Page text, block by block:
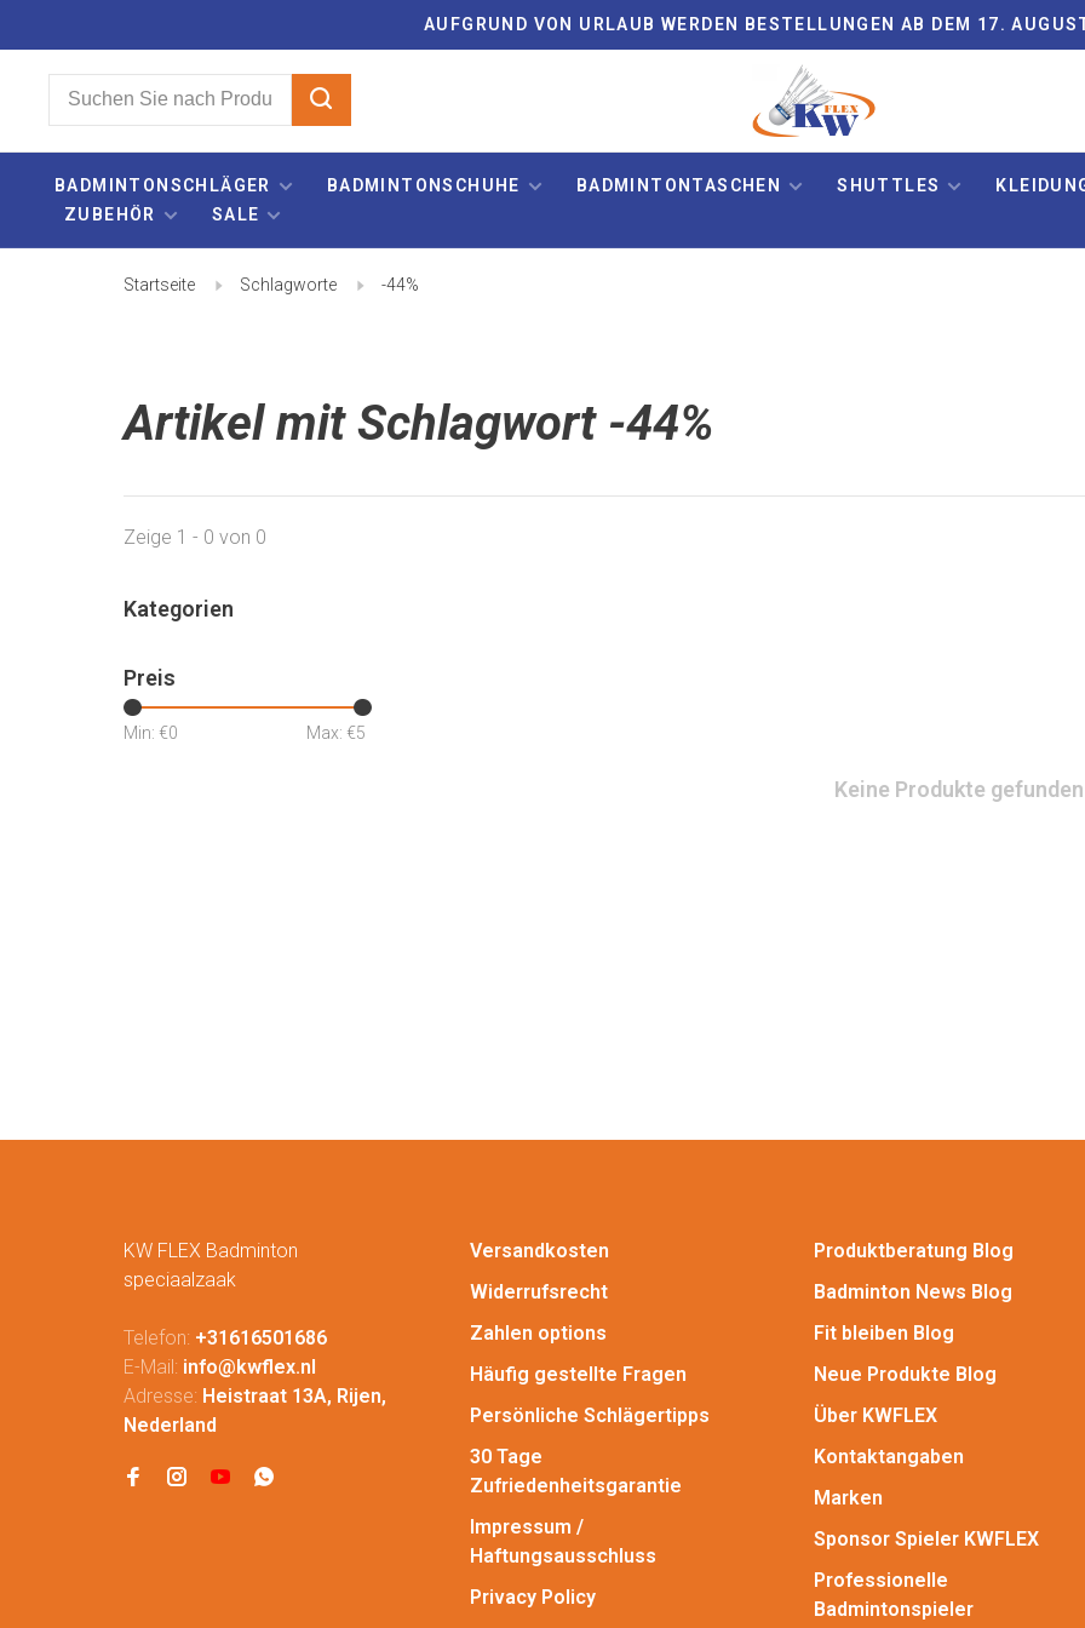
AUFGRUND VON URLAUB WERDEN BESTELLUNGEN AB DEM 17.
BADMINTONSCHLÄGER BADMINTONSCHUHE BADMINTONTASCHEN SHUTTLES
ZUBEHÖR
SALE
Startseite Schlagworte -44%
Artikel mit Schlagwort -44%
Zeige 1 - 0 von 0
Kategorien
Preis
Min: €0 Max: €5
Keine Produkte
KW FLEX Badminton
speciaalzaak
Telefon: +31616501686
E-Mail: info@kwflex.nl
Adresse: Heistraat 13A, Rijen,
Nederland
Versandkosten
Widerrufsrecht
Zahlen options
Häufig gestellte Fragen
Persönliche Schlägertipps
30 Tage
Zufriedenheitsgarantie
Impressum /
Haftungsausschluss
Privacy Policy
Produktberatung Blog
Badminton News Blog
Fit bleiben Blog
Neue Produkte Blog
Über KWFLEX
Kontaktangaben
Marken
Sponsor Spieler KWFLEX
Professionelle
Badmintonspieler